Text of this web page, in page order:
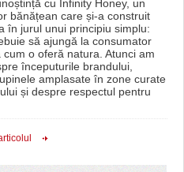
cu Infinity Honey, un
bănățean care și-a construit
în jurul unui principiu simplu:
să ajungă la consumator
cum o oferă natura. Atunci am
începuturile brandului,
amplasate în zone curate
și despre respectul pentru